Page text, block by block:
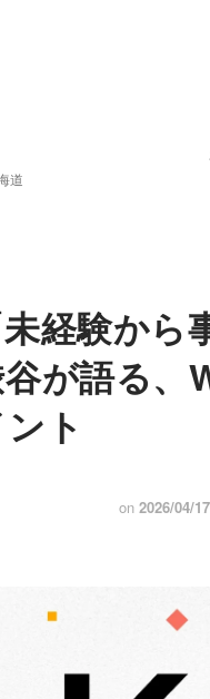
道
未経験から
が語る、
ト
on 2026/04/17